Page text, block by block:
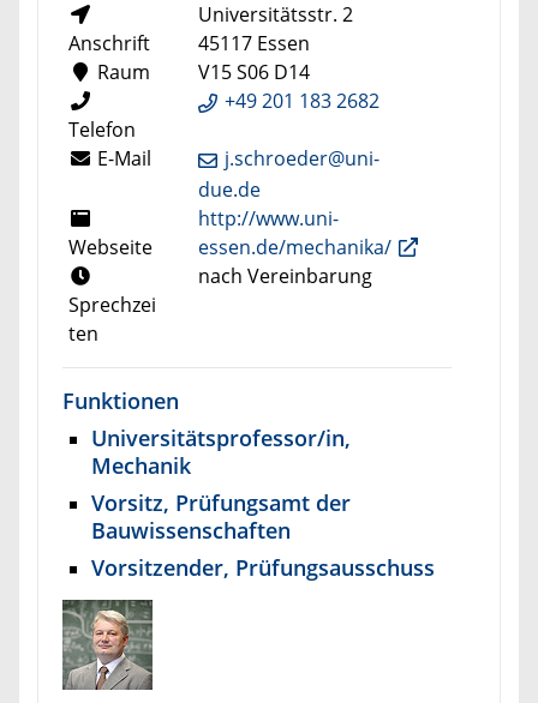
Anschrift
Universitätsstr. 2
45117 Essen
Raum
V15 S06 D14
Telefon
+49 201 183 2682
E-Mail
j.schroeder@uni-
due.de
Webseite
http://www.uni-
essen.de/mechanika/
Sprechzei
ten
nach Vereinbarung
Funktionen
Universitätsprofessor/in,
Mechanik
Vorsitz, Prüfungsamt der
Bauwissenschaften
Vorsitzender, Prüfungsausschuss